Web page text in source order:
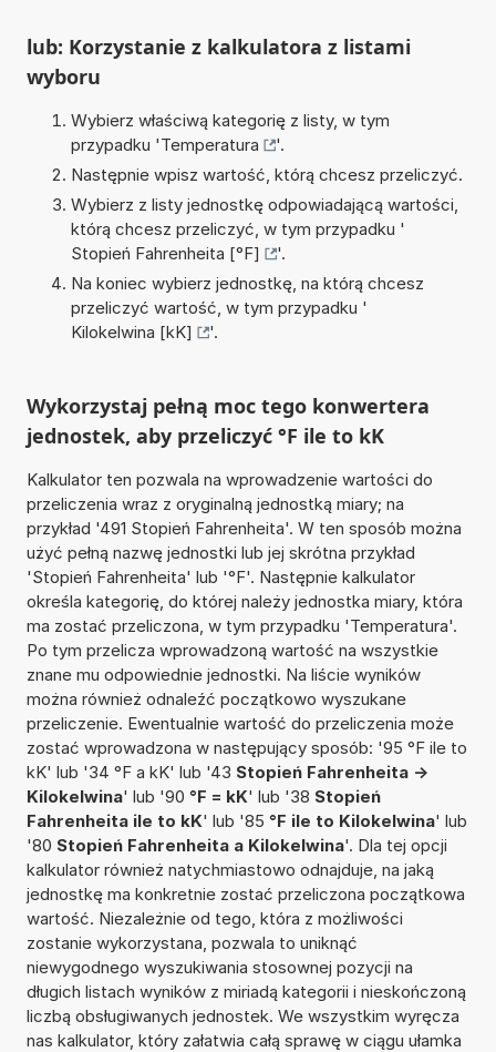
lub: Korzystanie z kalkulatora z listami
wyboru
Wybierz właściwą kategorię z listy, w tym
przypadku 'Temperatura
'.
Następnie wpisz wartość, którą chcesz przeliczyć.
Wybierz z listy jednostkę odpowiadającą wartości,
którą chcesz przeliczyć, w tym przypadku '
Stopień Fahrenheita [°F]
'.
Na koniec wybierz jednostkę, na którą chcesz
przeliczyć wartość, w tym przypadku '
Kilokelwina [kK]
'.
Wykorzystaj pełną moc tego konwertera
jednostek, aby przeliczyć °F ile to kK
Kalkulator ten pozwala na wprowadzenie wartości do
przeliczenia wraz z oryginalną jednostką miary; na
przykład '491 Stopień Fahrenheita'. W ten sposób można
użyć pełną nazwę jednostki lub jej skrótna przykład
'Stopień Fahrenheita' lub '°F'. Następnie kalkulator
określa kategorię, do której należy jednostka miary, która
ma zostać przeliczona, w tym przypadku 'Temperatura'.
Po tym przelicza wprowadzoną wartość na wszystkie
znane mu odpowiednie jednostki. Na liście wyników
można również odnaleźć początkowo wyszukane
przeliczenie. Ewentualnie wartość do przeliczenia może
zostać wprowadzona w następujący sposób: '95 °F ile to
kK' lub '34 °F a kK' lub '43 Stopień Fahrenheita ->
Kilokelwina' lub '90 °F = kK' lub '38 Stopień
Fahrenheita ile to kK' lub '85 °F ile to Kilokelwina' lub
'80 Stopień Fahrenheita a Kilokelwina'. Dla tej opcji
kalkulator również natychmiastowo odnajduje, na jaką
jednostkę ma konkretnie zostać przeliczona początkowa
wartość. Niezależnie od tego, która z możliwości
zostanie wykorzystana, pozwala to uniknąć
niewygodnego wyszukiwania stosownej pozycji na
długich listach wyników z miriadą kategorii i nieskończoną
liczbą obsługiwanych jednostek. We wszystkim wyręcza
nas kalkulator, który załatwia całą sprawę w ciągu ułamka